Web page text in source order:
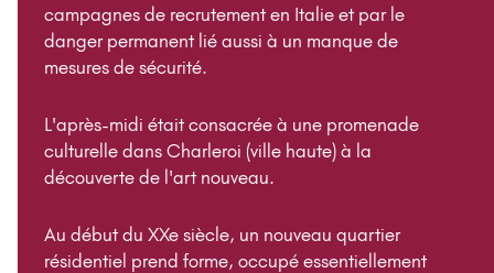
campagnes de recrutement en Italie et par le
danger permanent lié aussi à un manque de
mesures de sécurité.
L'après-midi était consacrée à une promenade
culturelle dans Charleroi (ville haute) à la
découverte de l'art nouveau.
Au début du XXe siècle, un nouveau quartier
résidentiel prend forme, occupé essentiellement